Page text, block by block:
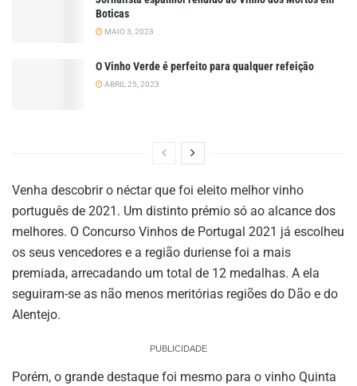
Boticas
MAIO 3, 2023
O Vinho Verde é perfeito para qualquer refeição
ABRIL 25, 2023
Venha descobrir o néctar que foi eleito melhor vinho
português de 2021. Um distinto prémio só ao alcance dos
melhores. O Concurso Vinhos de Portugal 2021 já escolheu
os seus vencedores e a região duriense foi a mais
premiada, arrecadando um total de 12 medalhas. A ela
seguiram-se as não menos meritórias regiões do Dão e do
Alentejo.
PUBLICIDADE
Porém, o grande destaque foi mesmo para o vinho Quinta